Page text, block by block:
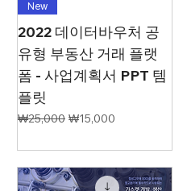
New
2022 데이터바우처 공
유형 부동산 거래 플랫
폼 - 사업계획서 PPT 템
플릿
일반가
₩25,000 할인가
₩15,000